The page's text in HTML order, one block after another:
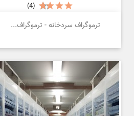
ترموگراف سردخانه - ترموگراف...
(4)